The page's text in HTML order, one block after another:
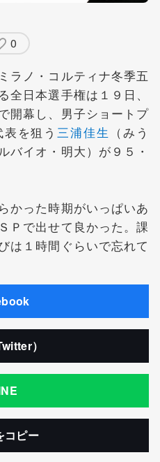
0
ラノ・コルティナ冬季五
日本選手権は１９日、
開幕し、男子ショートプ
表を狙う三浦佳生 （みう
バイオ・明大）が９５・
った時期がいっぱいあ
Ｐで出せて良かった。課
は１時間ぐらいで忘れて
）
コピー